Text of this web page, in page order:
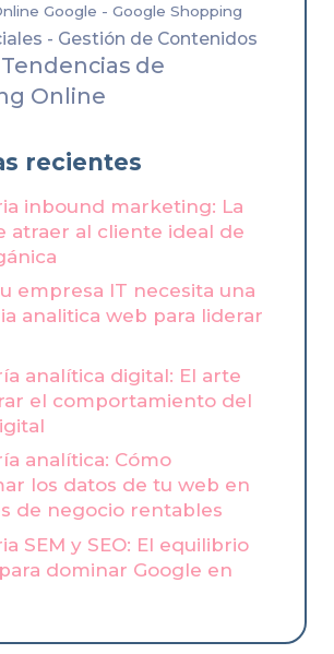
Google - Google Shopping
- Gestión de Contenidos
Tendencias de
Online
recientes
inbound marketing: La
atraer al cliente ideal de
empresa IT necesita una
analitica web para liderar
analítica digital: El arte
el comportamiento del
analítica: Cómo
los datos de tu web en
de negocio rentables
SEM y SEO: El equilibrio
dominar Google en